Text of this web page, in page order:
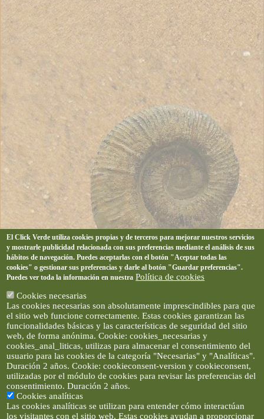
El Click Verde utiliza cookies propias y de terceros para mejorar nuestros servicios
y mostrarle publicidad relacionada con sus preferencias mediante el análisis de sus
hábitos de navegación. Puedes aceptarlas con el botón "Aceptar todas las
cookies" o gestionar sus preferencias y darle al botón "Guardar preferencias".
Puedes ver toda la información en nuestra Política de cookies
Cookies necesarias
Las cookies necesarias son absolutamente imprescindibles para que
el sitio web funcione correctamente. Estas cookies garantizan las
funcionalidades básicas y las características de seguridad del sitio
web, de forma anónima. Cookie: cookies_necesarias y
cookies_anal_liticas, utilizas para almacenar el consentimiento del
usuario para las cookies de la categoría "Necesarias" y "Analíticas".
Duración 2 años. Cookie: cookieconsent-version y cookieconsent,
utilizadas por el módulo de cookies para revisar las preferencias del
consentimiento. Duración 2 años.
Cookies analíticas
Las cookies analíticas se utilizan para entender cómo interactúan
los visitantes con el sitio web. Estas cookies ayudan a proporcionar